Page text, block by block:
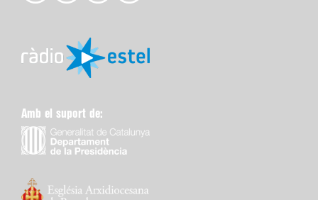
Amb el suport de: